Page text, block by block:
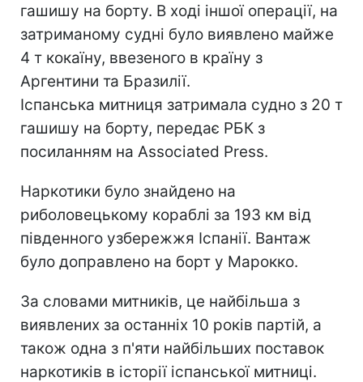
гашишу на борту. В ході іншої операції, на
затриманому судні було виявлено майже
4 т кокаїну, ввезеного в країну з
Аргентини та Бразилії.
Іспанська митниця затримала судно з 20 т
гашишу на борту, передає РБК з
посиланням на Associated Press.
Наркотики було знайдено на
риболовецькому кораблі за 193 км від
південного узбережжя Іспанії. Вантаж
було доправлено на борт у Марокко.
За словами митників, це найбільша з
виявлених за останніх 10 років партій, а
також одна з п'яти найбільших поставок
наркотиків в історії іспанської митниці.